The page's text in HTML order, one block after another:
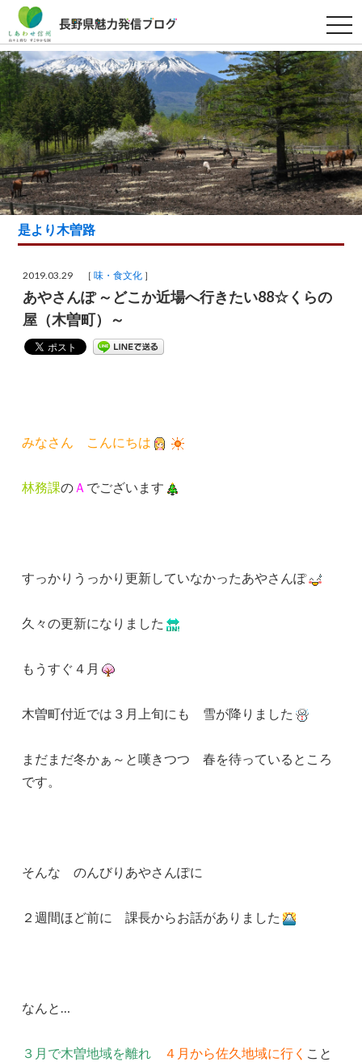
t
o
g
g
l
e
n
a
v
i
g
a
t
i
o
n
是より木曽路
2019.03.29 ［味・食文化 ］
あやさんぽ ～どこか近場へ行きたい88☆くらの
屋（木曽町）～
みなさん こんにちは
林務課の Ａ でございます
すっかりうっかり更新していなかったあやさんぽ
久々の更新になりました
もうすぐ４月
木曽町付近では３月上旬にも 雪が降りました
まだまだ冬かぁ～と嘆きつつ 春を待っているところ
です。
そんな のんびりあやさんぽに
２週間ほど前に 課長からお話がありました
なんと…
３月で木曽地域を離れ ４月から佐久地域に行く こと